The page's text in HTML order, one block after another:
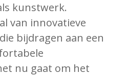
kunstwerk.
van innovatieve
bijdragen aan een
nu gaat om het